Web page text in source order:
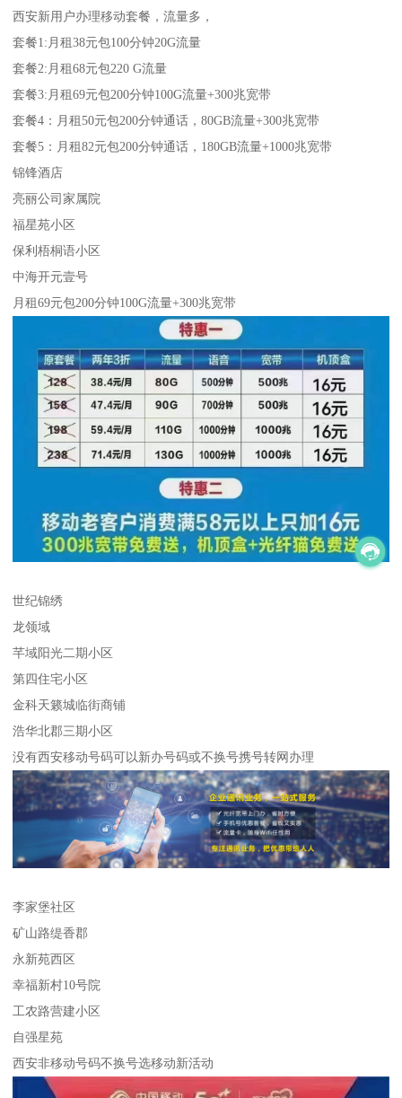
西安新用户办理移动套餐，流量多，
套餐1:月租38元包100分钟20G流量
套餐2:月租68元包220 G流量
套餐3:月租69元包200分钟100G流量+300兆宽带
套餐4：月租50元包200分钟通话，80GB流量+300兆宽带
套餐5：月租82元包200分钟通话，180GB流量+1000兆宽带
锦锋酒店
亮丽公司家属院
福星苑小区
保利梧桐语小区
中海开元壹号
月租69元包200分钟100G流量+300兆宽带
世纪锦绣
龙领域
芊域阳光二期小区
第四住宅小区
金科天籁城临街商铺
浩华北郡三期小区
没有西安移动号码可以新办号码或不换号携号转网办理
李家堡社区
矿山路缇香郡
永新苑西区
幸福新村10号院
工农路营建小区
自强星苑
西安非移动号码不换号选移动新活动